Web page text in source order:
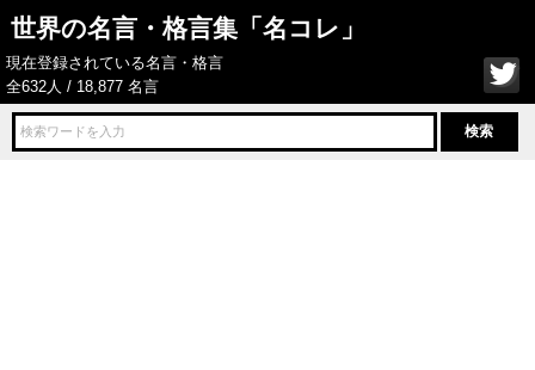
世界の名言・格言集「名コレ」
現在登録されている名言・格言
全632人 / 18,877 名言